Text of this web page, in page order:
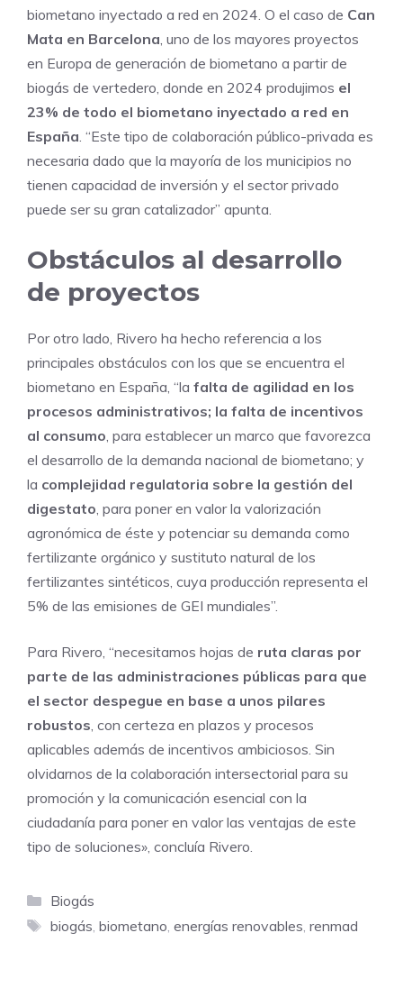
biometano inyectado a red en 2024. O el caso de Can
Mata en Barcelona, uno de los mayores proyectos
en Europa de generación de biometano a partir de
biogás de vertedero, donde en 2024 produjimos el
23% de todo el biometano inyectado a red en
España. “Este tipo de colaboración público-privada es
necesaria dado que la mayoría de los municipios no
tienen capacidad de inversión y el sector privado
puede ser su gran catalizador” apunta.
Obstáculos al desarrollo
de proyectos
Por otro lado, Rivero ha hecho referencia a los
principales obstáculos con los que se encuentra el
biometano en España, “la falta de agilidad en los
procesos administrativos; la falta de incentivos
al consumo, para establecer un marco que favorezca
el desarrollo de la demanda nacional de biometano; y
la complejidad regulatoria sobre la gestión del
digestato, para poner en valor la valorización
agronómica de éste y potenciar su demanda como
fertilizante orgánico y sustituto natural de los
fertilizantes sintéticos, cuya producción representa el
5% de las emisiones de GEI mundiales”.
Para Rivero, “necesitamos hojas de ruta claras por
parte de las administraciones públicas para que
el sector despegue en base a unos pilares
robustos, con certeza en plazos y procesos
aplicables además de incentivos ambiciosos. Sin
olvidarnos de la colaboración intersectorial para su
promoción y la comunicación esencial con la
ciudadanía para poner en valor las ventajas de este
tipo de soluciones», concluía Rivero.
Categorías
Biogás
Etiquetas
biogás, biometano, energías renovables, renmad